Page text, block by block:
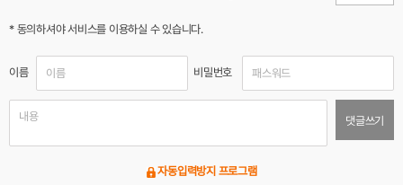
* 동의하셔야 서비스를 이용하실 수 있습니다.
이름 비밀번호
댓글쓰기
자동입력방지 프로그램